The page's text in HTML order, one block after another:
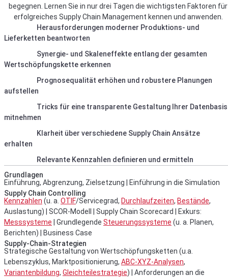
begegnen. Lernen Sie in nur drei Tagen die wichtigsten Faktoren für
erfolgreiches Supply Chain Management kennen und anwenden.
Herausforderungen moderner Produktions- und
Lieferketten beantworten
Synergie- und Skaleneffekte entlang der gesamten
Wertschöpfungskette erkennen
Prognosequalität erhöhen und robustere Planungen
aufstellen
Tricks für eine transparente Gestaltung Ihrer Datenbasis
mitnehmen
Klarheit über verschiedene Supply Chain Ansätze
erhalten
Relevante Kennzahlen definieren und ermitteln
Grundlagen
Einführung, Abgrenzung, Zielsetzung | Einführung in die Simulation
Supply Chain Controlling
Kennzahlen (u. a. OTIF/Servicegrad, Durchlaufzeiten, Bestände,
Auslastung) | SCOR-Modell | Supply Chain Scorecard | Exkurs:
Messsysteme | Grundlegende Steuerungssysteme (u. a. Planen,
Berichten) | Business Case
Supply-Chain-Strategien
Strategische Gestaltung von Wertschöpfungsketten (u.a.
Lebenszyklus, Marktpositionierung, ABC-XYZ-Analysen,
Variantenbildung, Gleichteilestrategie) | Anforderungen an die